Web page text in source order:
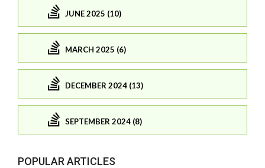
JUNE 2025 (10)
MARCH 2025 (6)
DECEMBER 2024 (13)
SEPTEMBER 2024 (8)
POPULAR ARTICLES